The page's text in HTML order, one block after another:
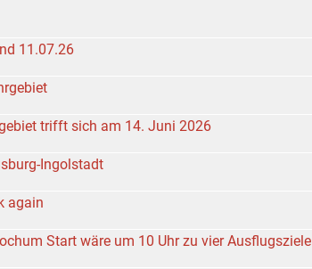
11.07.26
trifft sich am 14. Juni 2026
Ingolstadt
again
Start wäre um 10 Uhr zu vier Ausflugsziele